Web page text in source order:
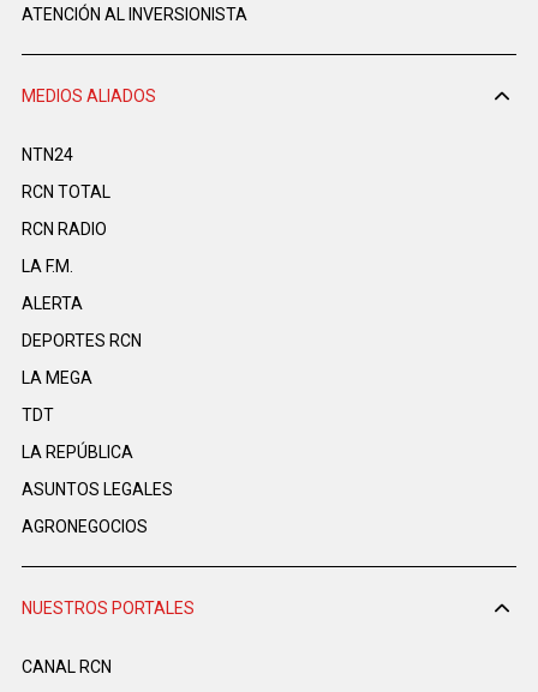
ATENCIÓN AL INVERSIONISTA
MEDIOS ALIADOS
NTN24
RCN TOTAL
RCN RADIO
LA F.M.
ALERTA
DEPORTES RCN
LA MEGA
TDT
LA REPÚBLICA
ASUNTOS LEGALES
AGRONEGOCIOS
NUESTROS PORTALES
CANAL RCN